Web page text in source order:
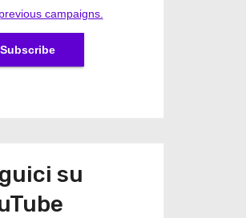
campaigns.
su